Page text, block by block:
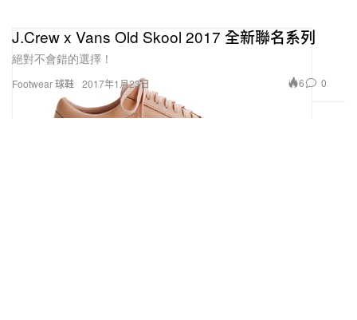
Footwear 球鞋
J.Crew x Vans Old Skool 2017 全新聯名系列
絕對不會錯的選擇！
2017年1月23日 6 0